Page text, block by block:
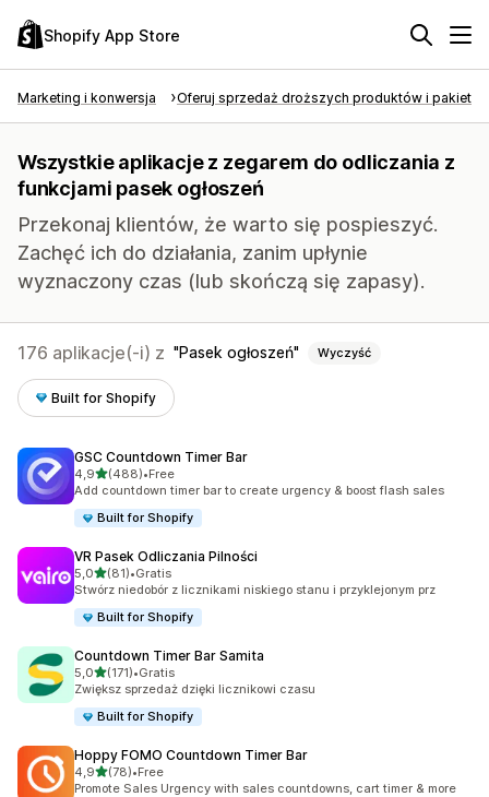
Shopify App Store
Marketing i konwersja Oferuj sprzedaż droższych produktów i
Wszystkie aplikacje z zegarem do odliczania z
funkcjami pasek ogłoszeń
Przekonaj klientów, że warto się pospieszyć.
Zachęć ich do działania, zanim upłynie
wyznaczony czas (lub skończą się zapasy).
176 aplikacje(-i) z Pasek ogłoszeń Wyczyść
Built for Shopify
GSC Countdown Timer Bar
4,9na 5 gwiazdek
(488)
Łączna liczba recenzji: 488
•Free
Add countdown timer bar to create urgency & boost flash sales
Built for Shopify
VR Pasek Odliczania Pilności
5,0na 5 gwiazdek
(81)
Łączna liczba recenzji: 81
•Gratis
Stwórz niedobór z licznikami niskiego stanu i przyklejonym prz
Built for Shopify
Countdown Timer Bar Samita
5,0na 5 gwiazdek
(171)
Łączna liczba recenzji: 171
•Gratis
Zwiększ sprzedaż dzięki licznikowi czasu
Built for Shopify
Hoppy FOMO Countdown Timer Bar
4,9na 5 gwiazdek
(78)
Łączna liczba recenzji: 78
•Free
Promote Sales Urgency with sales countdowns, cart timer & more